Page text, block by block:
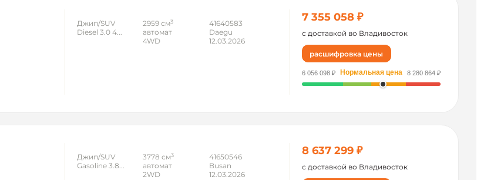
Джип/SUV
Diesel 3.0 4...
2959 см3
автомат
4WD
41640583
Daegu
12.03.2026
7 355 058 ₽
с доставкой во Владивосток
расшифровка цены
6 056 098 ₽ Нормальная цена 8 280 864 ₽
Джип/SUV
Gasoline 3.8...
3778 см3
автомат
2WD
41650546
Busan
12.03.2026
8 637 299 ₽
с доставкой во Владивосток